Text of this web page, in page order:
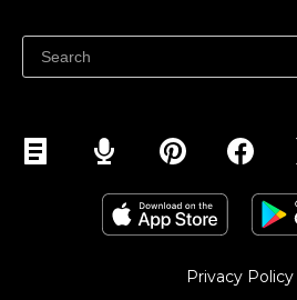
Prodaja na Instagramu
Privacy Policy